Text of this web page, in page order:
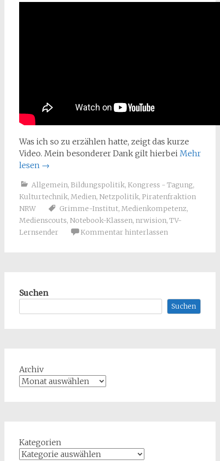
Was ich so zu erzählen hatte, zeigt das kurze
Video. Mein besonderer Dank gilt hierbei Mehr
lesen →
Allgemein, Bildungspolitik, Kongress - Tagung,
Kulturtechnik, Medien, Netzpolitik, Piratenfraktion
NRW
Grimme-Institut, Medienkompetenz,
Medienscouts, Notebook-Klassen, nrwision, TV-
Lernsender
Kommentar hinterlassen
Suchen
Suchen
Archiv
Kategorien